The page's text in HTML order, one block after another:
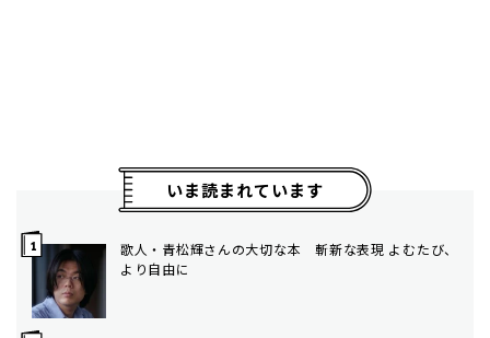
いま読まれています
歌人・青松輝さんの大切な本 斬新な表現 よむたび、
より自由に